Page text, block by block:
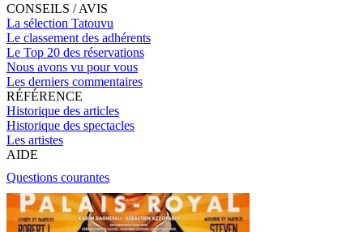
CONSEILS / AVIS
La sélection Tatouvu
Le classement des adhérents
Le Top 20 des réservations
Nous avons vu pour vous
Les derniers commentaires
RÉFÉRENCE
Historique des articles
Historique des spectacles
Les artistes
AIDE
Questions courantes